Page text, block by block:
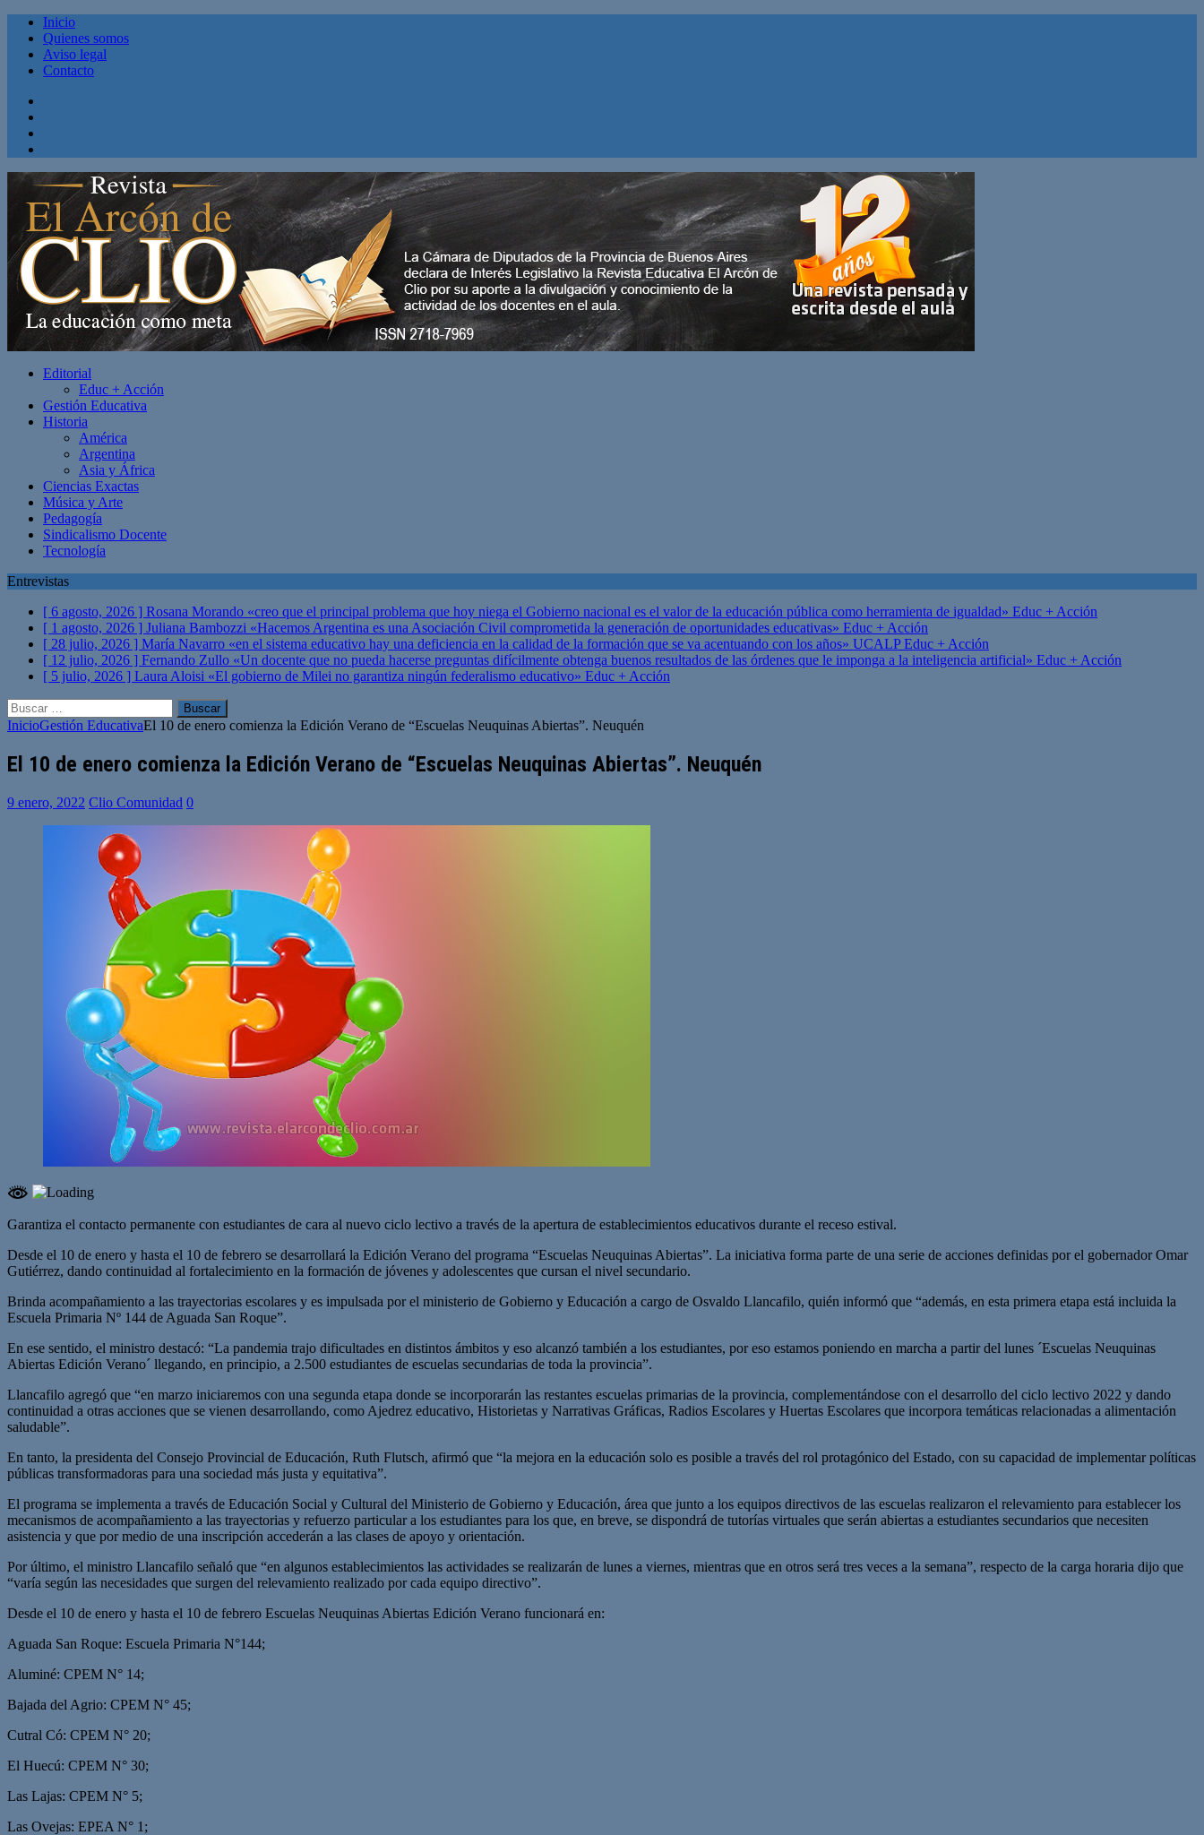
Inicio
Quienes somos
Aviso legal
Contacto
Editorial
Educ + Acción
Gestión Educativa
Historia
América
Argentina
Asia y África
Ciencias Exactas
Música y Arte
Pedagogía
Sindicalismo Docente
Tecnología
Entrevistas
[ 6 agosto, 2026 ] Rosana Morando «creo que el principal problema que hoy niega el Gobierno nacional es el valor de la educación pública como herramienta de igualdad» Educ + Acción
[ 1 agosto, 2026 ] Juliana Bambozzi «Hacemos Argentina es una Asociación Civil comprometida la generación de oportunidades educativas» Educ + Acción
[ 28 julio, 2026 ] María Navarro «en el sistema educativo hay una deficiencia en la calidad de la formación que se va acentuando con los años» UCALPEduc + Acción
[ 12 julio, 2026 ] Fernando Zullo «Un docente que no pueda hacerse preguntas difícilmente obtenga buenos resultados de las órdenes que le imponga a la inteligencia artificial» Educ + Acción
[ 5 julio, 2026 ] Laura Aloisi «El gobierno de Milei no garantiza ningún federalismo educativo» Educ + Acción
Buscar:
InicioGestión EducativaEl 10 de enero comienza la Edición Verano de “Escuelas Neuquinas Abiertas”. Neuquén
El 10 de enero comienza la Edición Verano de “Escuelas Neuquinas Abiertas”. Neuquén
9 enero, 2022 Clio Comunidad 0
Garantiza el contacto permanente con estudiantes de cara al nuevo ciclo lectivo a través de la apertura de establecimientos educativos durante el receso estival.
Desde el 10 de enero y hasta el 10 de febrero se desarrollará la Edición Verano del programa “Escuelas Neuquinas Abiertas”. La iniciativa forma parte de una serie de acciones definidas por el gobernador Omar
Gutiérrez, dando continuidad al fortalecimiento en la formación de jóvenes y adolescentes que cursan el nivel secundario.
Brinda acompañamiento a las trayectorias escolares y es impulsada por el ministerio de Gobierno y Educación a cargo de Osvaldo Llancafilo, quién informó que “además, en esta primera etapa está incluida la
Escuela Primaria Nº 144 de Aguada San Roque”.
En ese sentido, el ministro destacó: “La pandemia trajo dificultades en distintos ámbitos y eso alcanzó también a los estudiantes, por eso estamos poniendo en marcha a partir del lunes ´Escuelas Neuquinas
Abiertas Edición Verano´ llegando, en principio, a 2.500 estudiantes de escuelas secundarias de toda la provincia”.
Llancafilo agregó que “en marzo iniciaremos con una segunda etapa donde se incorporarán las restantes escuelas primarias de la provincia, complementándose con el desarrollo del ciclo lectivo 2022 y dando
continuidad a otras acciones que se vienen desarrollando, como Ajedrez educativo, Historietas y Narrativas Gráficas, Radios Escolares y Huertas Escolares que incorpora temáticas relacionadas a alimentación
saludable”.
En tanto, la presidenta del Consejo Provincial de Educación, Ruth Flutsch, afirmó que “la mejora en la educación solo es posible a través del rol protagónico del Estado, con su capacidad de implementar políticas
públicas transformadoras para una sociedad más justa y equitativa”.
El programa se implementa a través de Educación Social y Cultural del Ministerio de Gobierno y Educación, área que junto a los equipos directivos de las escuelas realizaron el relevamiento para establecer los
mecanismos de acompañamiento a las trayectorias y refuerzo particular a los estudiantes para los que, en breve, se dispondrá de tutorías virtuales que serán abiertas a estudiantes secundarios que necesiten
asistencia y que por medio de una inscripción accederán a las clases de apoyo y orientación.
Por último, el ministro Llancafilo señaló que “en algunos establecimientos las actividades se realizarán de lunes a viernes, mientras que en otros será tres veces a la semana”, respecto de la carga horaria dijo que
“varía según las necesidades que surgen del relevamiento realizado por cada equipo directivo”.
Desde el 10 de enero y hasta el 10 de febrero Escuelas Neuquinas Abiertas Edición Verano funcionará en:
Aguada San Roque: Escuela Primaria N°144;
Aluminé: CPEM N° 14;
Bajada del Agrio: CPEM N° 45;
Cutral Có: CPEM N° 20;
El Huecú: CPEM N° 30;
Las Lajas: CPEM N° 5;
Las Ovejas: EPEA N° 1;